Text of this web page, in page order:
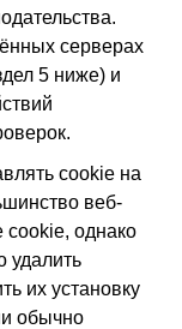
серверах
5 ниже) и
cookie на
веб-
cookie, однако
удалить
их установку
обычно